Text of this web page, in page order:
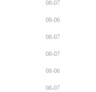
08-07
08-06
08-07
08-07
08-06
08-07